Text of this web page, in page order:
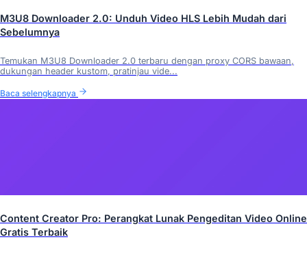
M3U8 Downloader 2.0: Unduh Video HLS Lebih Mudah dari
Sebelumnya
Temukan M3U8 Downloader 2.0 terbaru dengan proxy CORS bawaan,
dukungan header kustom, pratinjau vide...
Baca selengkapnya
Content Creator Pro: Perangkat Lunak Pengeditan Video Online
Gratis Terbaik